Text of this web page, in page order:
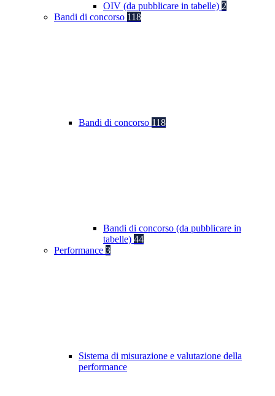
OIV (da pubblicare in tabelle) 2
Bandi di concorso 118
Bandi di concorso 118
Bandi di concorso (da pubblicare in
tabelle) 44
Performance 3
Sistema di misurazione e valutazione della
performance